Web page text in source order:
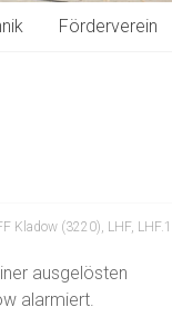
Förderverein
Kladow (3220), LHF, LHF.1
ausgelösten
alarmiert.